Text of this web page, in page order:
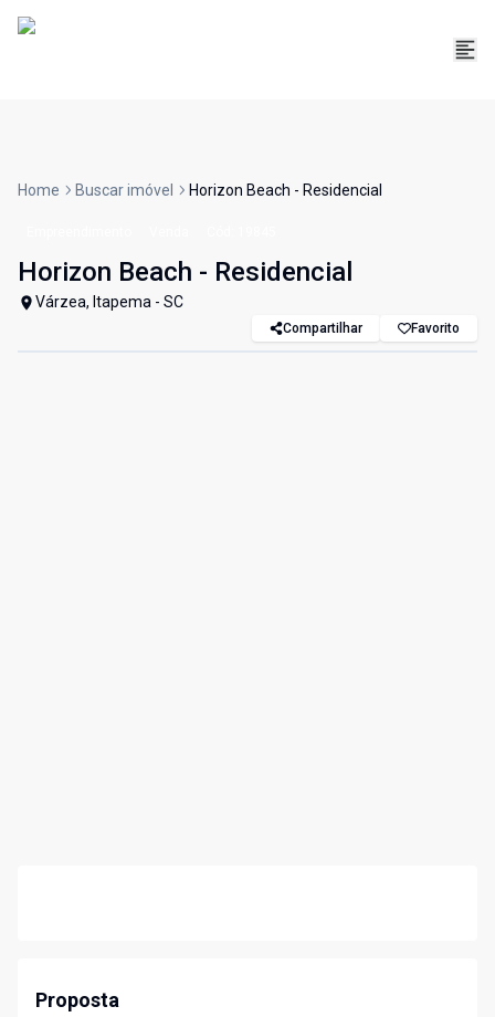
Home Buscar imóvel Horizon Beach - Residencial
Horizon Beach - Residencial
Várzea, Itapema - SC
Compartilhar Favorito
Proposta